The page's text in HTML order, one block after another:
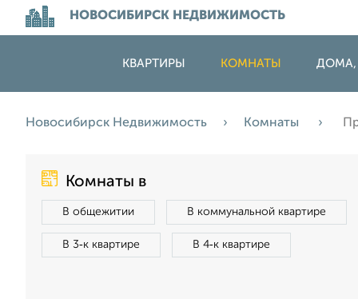
НОВОСИБИРСК НЕДВИЖИМОСТЬ
КВАРТИРЫ КОМНАТЫ ДОМА,
Новосибирск Недвижимость Комнаты
Комнаты в
В общежитии В коммунальной квартире
В 3‑к квартире В 4‑к квартире